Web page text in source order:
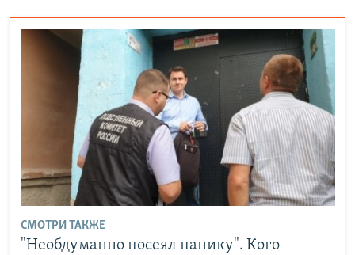
СМОТРИ ТАКЖЕ
"Необдуманно посеял панику". Кого